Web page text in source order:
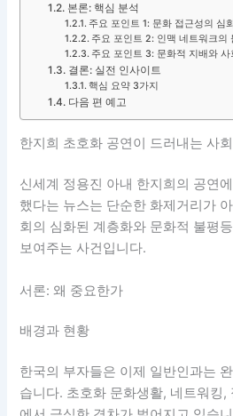
본론: 핵심 분석
주요 포인트 1: 문화 접근성의 심
주요 포인트 2: 인맥 네트워크의
주요 포인트 3: 문화적 지배와 사
결론: 실전 인사이트
핵심 요약 3가지
다음 편 예고
한지희 초호화 공연이 드러내는 사
신세계 정용진 아내 한지희의 공연
했다는 뉴스는 단순한 화제거리가
회의 심화된 계층화와 문화적 불평
보여주는 사건입니다.
서론: 왜 중요한가
배경과 현황
한국의 부자들은 이제 일반인과는
습니다. 초호화 문화생활, 네트워킹,